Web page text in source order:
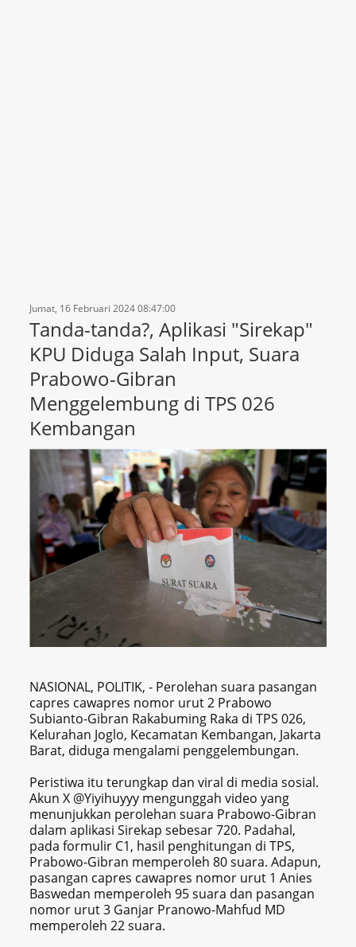
Jumat, 16 Februari 2024 08:47:00
Tanda-tanda?, Aplikasi "Sirekap"
KPU Diduga Salah Input, Suara
Prabowo-Gibran
Menggelembung di TPS 026
Kembangan
NASIONAL, POLITIK, - Perolehan suara pasangan
capres cawapres nomor urut 2 Prabowo
Subianto-Gibran Rakabuming Raka di TPS 026,
Kelurahan Joglo, Kecamatan Kembangan, Jakarta
Barat, diduga mengalami penggelembungan.
Peristiwa itu terungkap dan viral di media sosial.
Akun X @Yiyihuyyy mengunggah video yang
menunjukkan perolehan suara Prabowo-Gibran
dalam aplikasi Sirekap sebesar 720. Padahal,
pada formulir C1, hasil penghitungan di TPS,
Prabowo-Gibran memperoleh 80 suara. Adapun,
pasangan capres cawapres nomor urut 1 Anies
Baswedan memperoleh 95 suara dan pasangan
nomor urut 3 Ganjar Pranowo-Mahfud MD
memperoleh 22 suara.